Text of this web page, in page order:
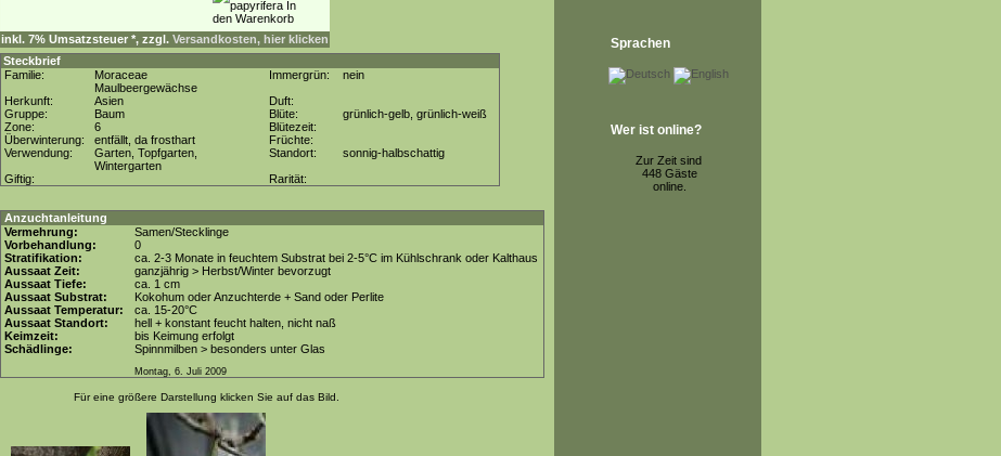
inkl. 7% Umsatzsteuer *, zzgl. Versandkosten, hier klicken
Steckbrief
Familie:
Moraceae
Maulbeergewächse
Immergrün:
nein
Herkunft:
Asien
Duft:
Gruppe:
Baum Blüte:
grünlich-gelb, grünlich-weiß
Zone:
6
Blütezeit:
Überwinterung:
entfällt, da frosthart
Früchte:
Verwendung:
Garten, Topfgarten,
Wintergarten
Standort:
sonnig-halbschattig
Giftig:
Rarität:
Anzuchtanleitung
Vermehrung:
Samen/Stecklinge
Vorbehandlung:
0
Stratifikation:
ca. 2-3 Monate in feuchtem Substrat bei 2-5°C im Kühlschrank oder Kalthaus
Aussaat Zeit:
ganzjährig > Herbst/Winter bevorzugt
Aussaat Tiefe:
ca. 1 cm
Aussaat Substrat:
Kokohum oder Anzuchterde + Sand oder Perlite
Aussaat Temperatur:
ca. 15-20°C
Aussaat Standort:
hell + konstant feucht halten, nicht naß
Keimzeit:
bis Keimung erfolgt
Schädlinge:
Spinnmilben > besonders unter Glas
Montag, 6. Juli 2009
Für eine größere Darstellung klicken Sie auf das Bild.
Sprachen
Wer ist online?
Zur Zeit sind
448 Gäste
online.